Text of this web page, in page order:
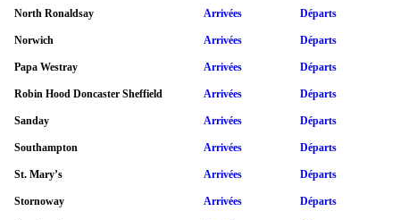
North Ronaldsay Arrivées Départs
Norwich Arrivées Départs
Papa Westray Arrivées Départs
Robin Hood Doncaster Sheffield Arrivées Départs
Sanday Arrivées Départs
Southampton Arrivées Départs
St. Mary’s Arrivées Départs
Stornoway Arrivées Départs